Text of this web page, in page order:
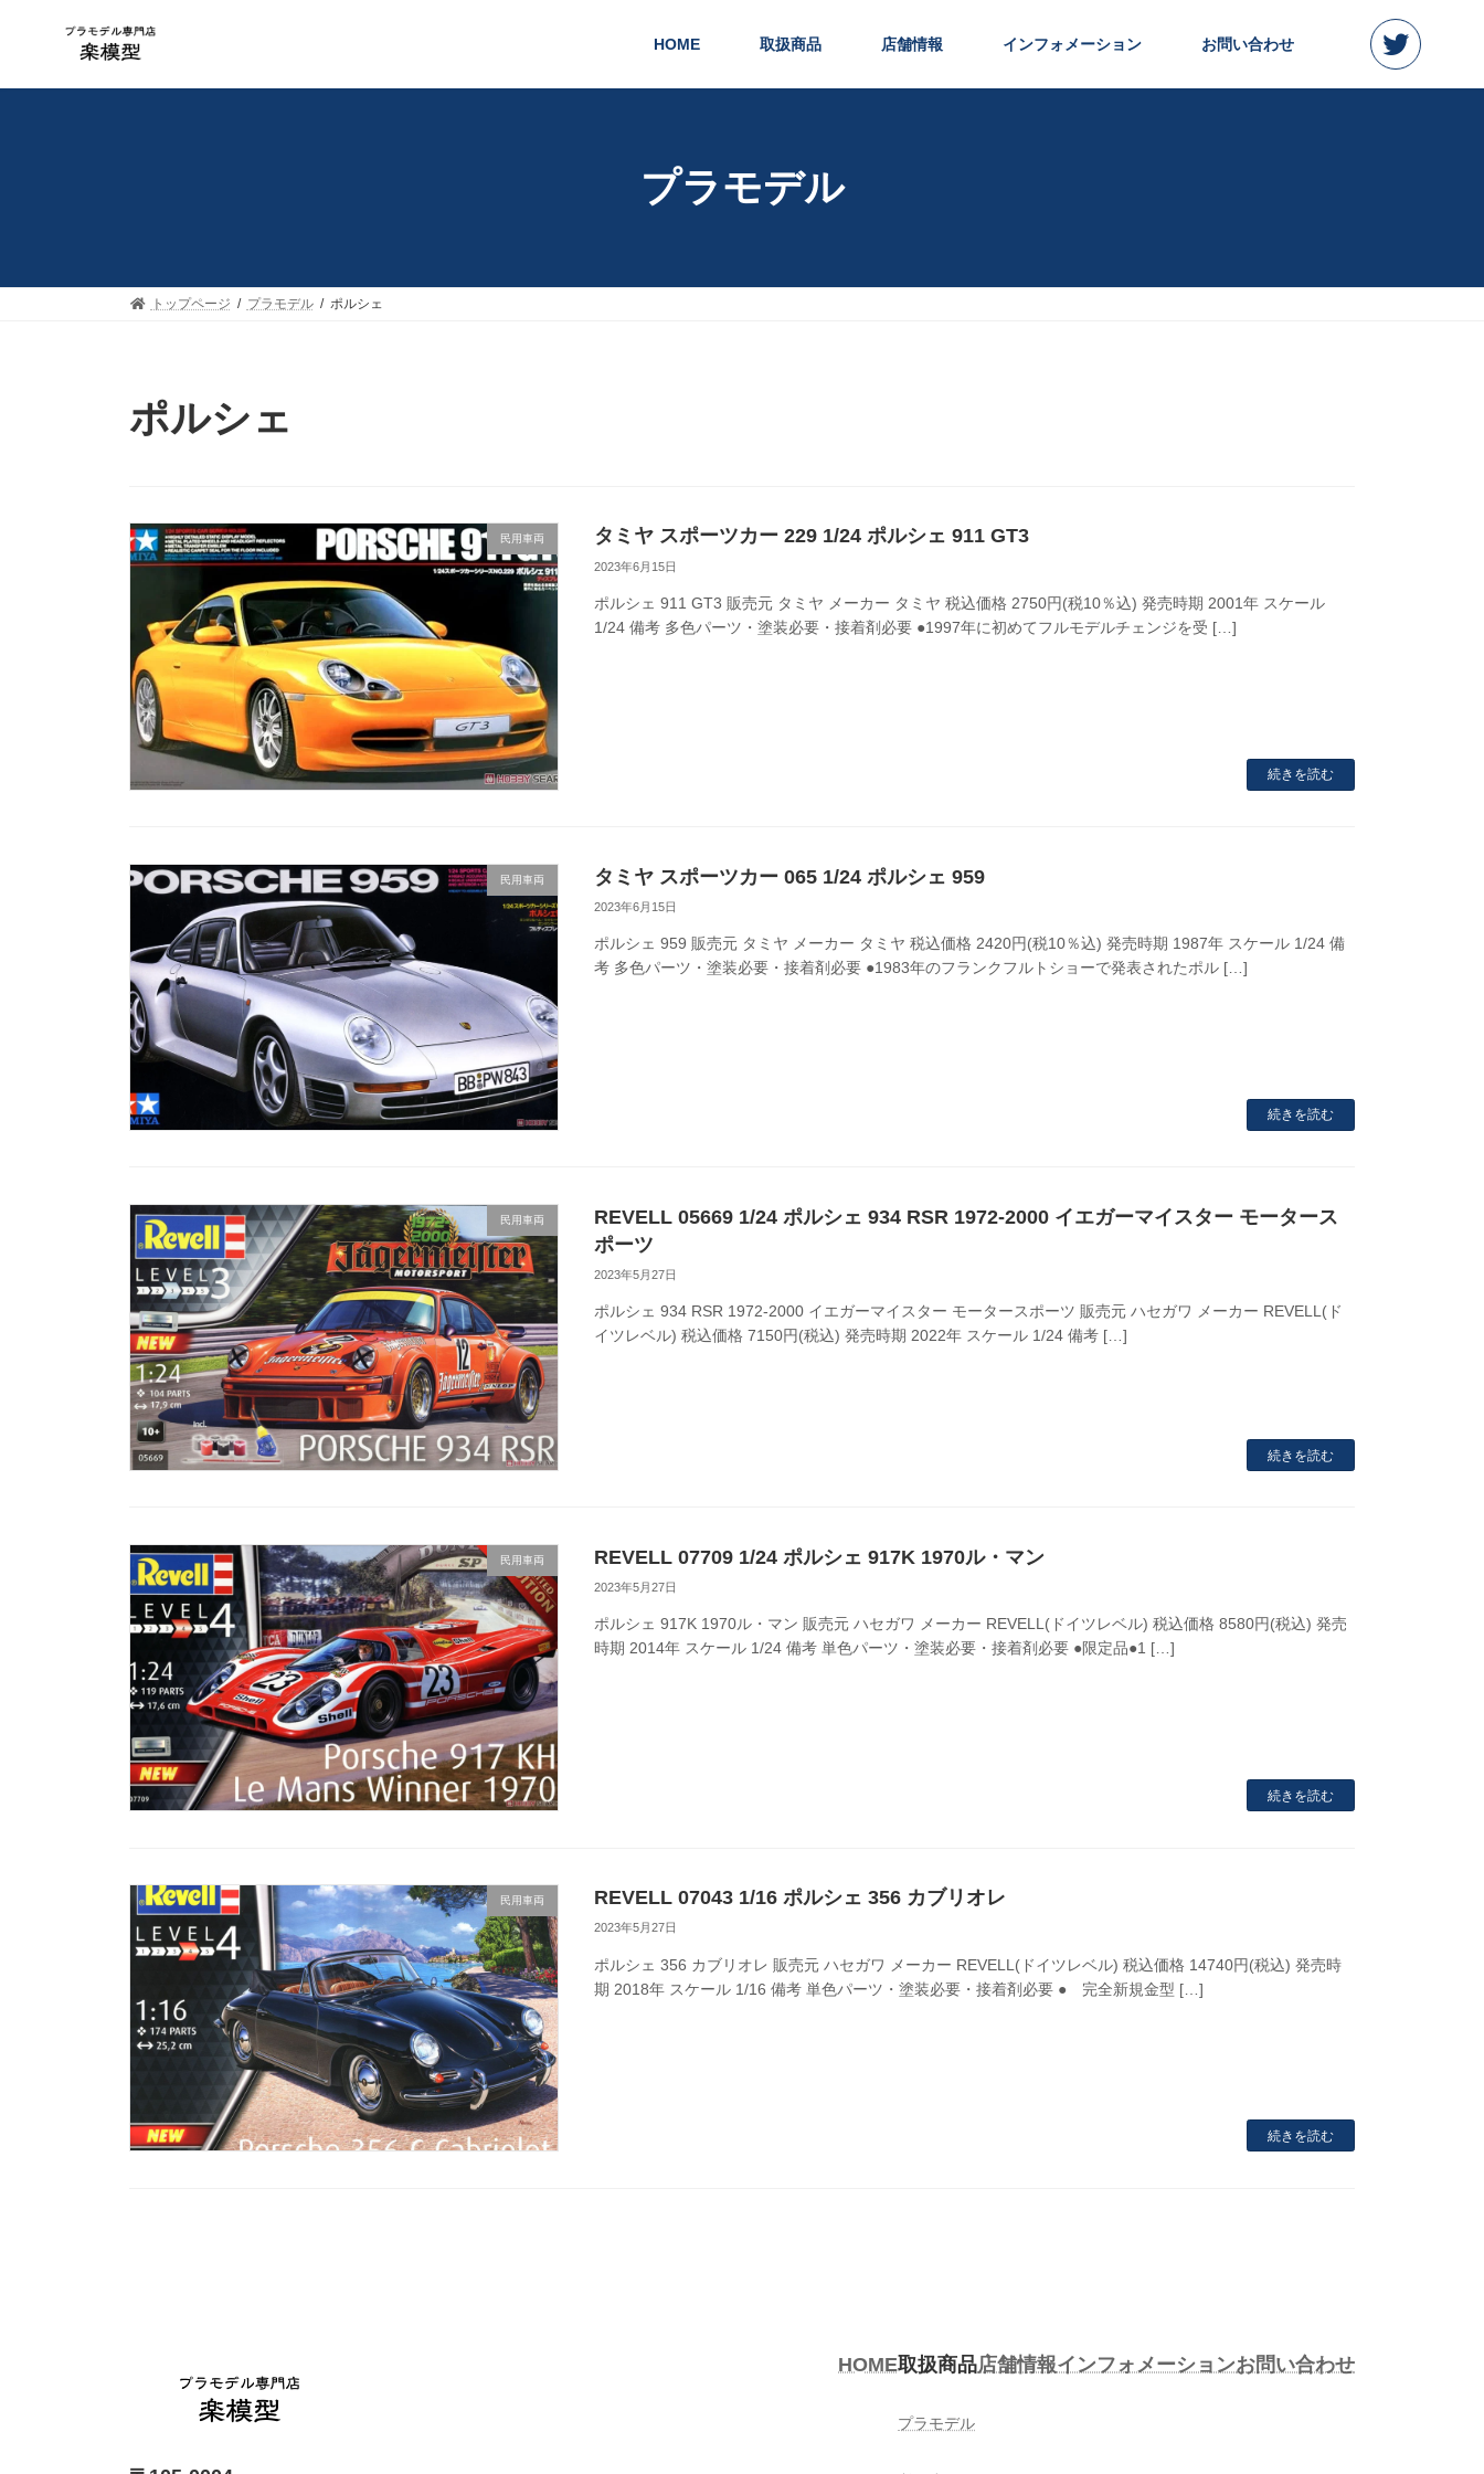
ン
ー
HOME 取扱商品 店舗情報 インフォメーション お問い合わせ
プラモデル
トップページ プラモデル ポルシェ
ポルシェ
民用車両 タミヤ スポーツカー 229 1/24 ポルシェ 911 GT3
2023年6月15日
ポルシェ 911 GT3 販売元 タミヤ メーカー タミヤ 税込価格 2750円(税10％込) 発売時期 2001年 スケール
1/24 備考 多色パーツ・塗装必要・接着剤必要 ●1997年に初めてフルモデルチェンジを受 […]
続きを読む
民用車両 タミヤ スポーツカー 065 1/24 ポルシェ 959
2023年6月15日
ポルシェ 959 販売元 タミヤ メーカー タミヤ 税込価格 2420円(税10％込) 発売時期 1987年 スケール 1/24 備
考 多色パーツ・塗装必要・接着剤必要 ●1983年のフランクフルトショーで発表されたポル […]
続きを読む
民用車両
REVELL 05669 1/24 ポルシェ 934 RSR 1972-2000 イエガーマイスター モータース
ポーツ
2023年5月27日
ポルシェ 934 RSR 1972-2000 イエガーマイスター モータースポーツ 販売元 ハセガワ メーカー REVELL(ド
イツレベル) 税込価格 7150円(税込) 発売時期 2022年 スケール 1/24 備考 […]
続きを読む
民用車両 REVELL 07709 1/24 ポルシェ 917K 1970ル・マン
2023年5月27日
ポルシェ 917K 1970ル・マン 販売元 ハセガワ メーカー REVELL(ドイツレベル) 税込価格 8580円(税込) 発売
時期 2014年 スケール 1/24 備考 単色パーツ・塗装必要・接着剤必要 ●限定品●1 […]
続きを読む
民用車両 REVELL 07043 1/16 ポルシェ 356 カブリオレ
2023年5月27日
ポルシェ 356 カブリオレ 販売元 ハセガワ メーカー REVELL(ドイツレベル) 税込価格 14740円(税込) 発売時
期 2018年 スケール 1/16 備考 単色パーツ・塗装必要・接着剤必要 ● 完全新規金型 […]
続きを読む
HOME取扱商品
プラモデル
店舗情報インフォメーションお問い合わせ